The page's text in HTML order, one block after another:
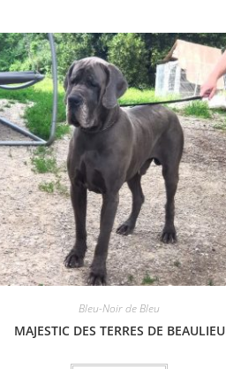
Bleu-Noir de Bleu
MAJESTIC DES TERRES DE BEAULIEU